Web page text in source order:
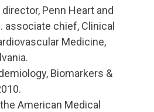
Penn Heart and
associate chief, Clinical
Medicine,
Biomarkers &
American Medical